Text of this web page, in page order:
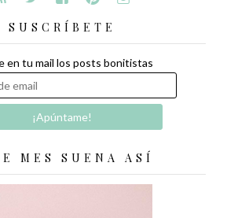
SUSCRÍBETE
en tu mail los posts bonitistas
MES SUENA ASÍ